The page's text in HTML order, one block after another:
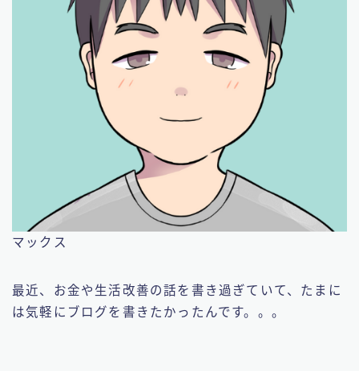
マックス
最近、お金や生活改善の話を書き過ぎていて、たまに
は気軽にブログを書きたかったんです。。。